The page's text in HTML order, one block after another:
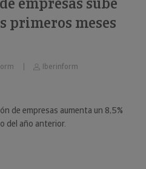
primeros meses
Iberinform
de empresas aumenta un 8,5%
del año anterior.